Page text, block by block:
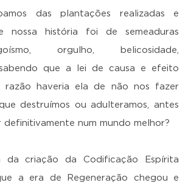
das plantações realizadas e
nossa história foi de semeaduras
orgulho, belicosidade,
que a lei de causa e efeito
razão haveria ela de não nos fazer
destruímos ou adulteramos, antes
definitivamente num mundo melhor?
da criação da Codificação Espírita
a era de Regeneração chegou e